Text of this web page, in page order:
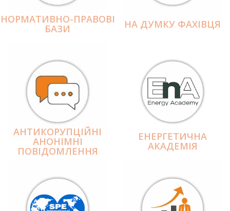
НОРМАТИВНО-ПРАВОВІ
БАЗИ НА ДУМКУ ФАХІВЦЯ
АНТИКОРУПЦІЙНІ
АНОНІМНІ
ПОВІДОМЛЕННЯ
ЕНЕРГЕТИЧНА
АКАДЕМІЯ